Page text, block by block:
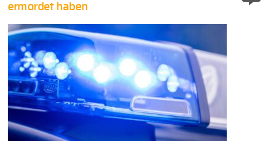
ermordet haben